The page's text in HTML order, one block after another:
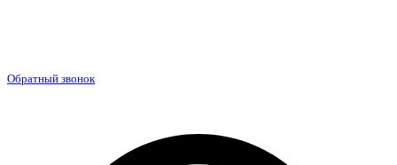
Обратный звонок